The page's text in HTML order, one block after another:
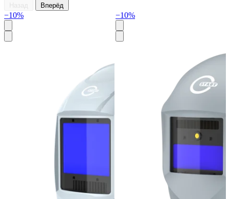
Назад Вперёд
−10% −10%